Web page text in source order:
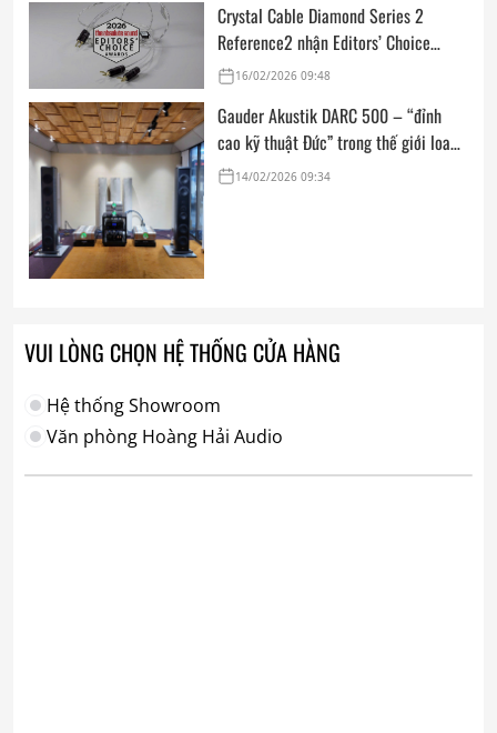
Crystal Cable Diamond Series 2
Reference2 nhận Editors’ Choice
Award: Dedicated Audio 2026 từ The
16/02/2026 09:48
Gauder Akustik DARC 500 – “đỉnh
cao kỹ thuật Đức” trong thế giới loa
hi-end tham chiếu
14/02/2026 09:34
VUI LÒNG CHỌN HỆ THỐNG CỬA HÀNG
Hệ thống Showroom
Văn phòng Hoàng Hải Audio